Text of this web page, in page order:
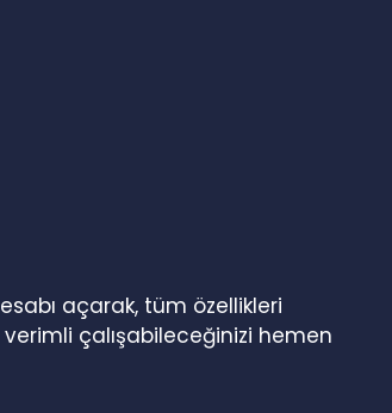
açarak, tüm özellikleri
çalışabileceğinizi hemen